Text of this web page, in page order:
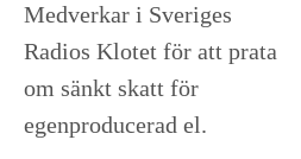
Medverkar i Sveriges
Radios Klotet för att prata
om sänkt skatt för
egenproducerad el.